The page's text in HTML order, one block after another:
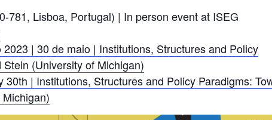
781, Lisboa, Portugal) | In person event at ISEG
| 30 de maio | Institutions, Structures and Policy
(University of Michigan)
| Institutions, Structures and Policy Paradigms: